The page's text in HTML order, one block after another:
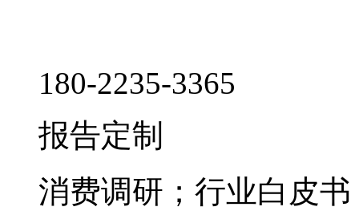
180-2235-3365
报告定制
消费调研；行业白皮